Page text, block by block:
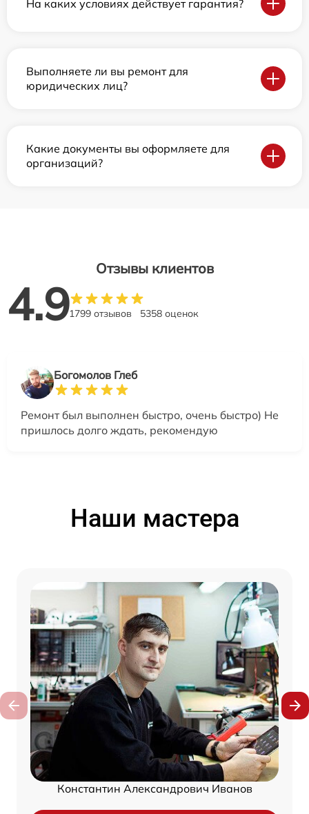
На каких условиях действует гарантия?
Выполняете ли вы ремонт для
юридических лиц?
Какие документы вы оформляете для
организаций?
Отзывы клиентов
4.91799 отзывов 5358 оценок
Богомолов Глеб
Ремонт был выполнен быстро, очень быстро) Не
пришлось долго ждать, рекомендую
Наши мастера
Константин Александрович Иванов